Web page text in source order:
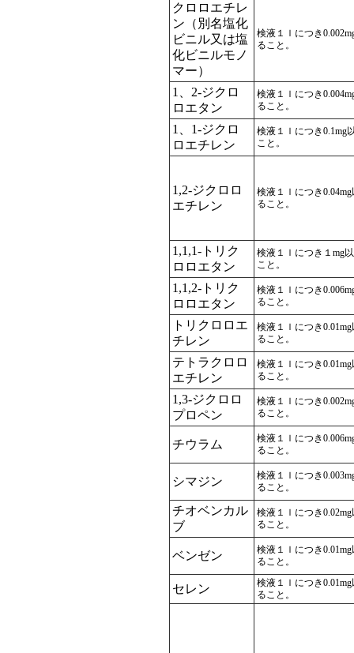
クロロエチレ
ン（別名塩化
ビニル又は塩
化ビニルモノ
マー）
検液１ｌにつき
ること。
1、2-ジクロ
ロエタン
検液１ｌにつき
ること。
1、1-ジクロ
ロエチレン
検液１ｌにつき0.1mg
こと。
1,2-ジクロロ
エチレン
検液１ｌにつき
ること。
1,1,1-トリク
ロロエタン
検液１ｌにつき１mg
こと。
1,1,2-トリク
ロロエタン
検液１ｌにつき
ること。
トリクロロエ
チレン
検液１ｌにつき
ること。
テトラクロロ
エチレン
検液１ｌにつき
ること。
1,3-ジクロロ
プロペン
検液１ｌにつき
ること。
チウラム
検液１ｌにつき
ること。
シマジン
検液１ｌにつき
ること。
チオベンカル
ブ
検液１ｌにつき
ること。
ベンゼン
検液１ｌにつき
ること。
セレン
検液１ｌにつき
ること。